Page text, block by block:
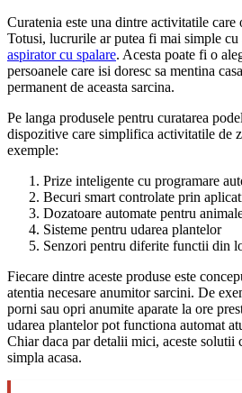
Curatenia este una dintre activitatile care
Totusi, lucrurile ar putea fi mai simple
aspirator cu spalare. Acesta poate fi o
persoanele care isi doresc sa mentina
permanent de aceasta sarcina.
Pe langa produsele pentru curatarea
dispozitive care simplifica activitatile de
exemple:
Prize inteligente cu programare
Becuri smart controlate prin
Dozatoare automate pentru
Sisteme pentru udarea plantelor
Senzori pentru diferite functii din
Fiecare dintre aceste produse este
atentia necesare anumitor sarcini. De
porni sau opri anumite aparate la ore
udarea plantelor pot functiona automat
Chiar daca par detalii mici, aceste solutii
simpla acasa.